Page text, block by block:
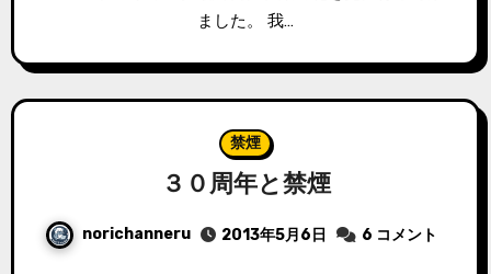
ました。 我…
禁煙
３０周年と禁煙
norichanneru 2013年5月6日 6 コメント